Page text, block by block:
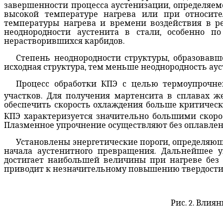
завершенности процесса аустенизации,
высокой температуре нагрева или при
температуры нагрева и времени воздействия в
неоднородности аустенита в стали, особенно
нерастворившихся карбидов.
Степень неоднородности структуры,
исходная структура, тем меньше неоднородность
Процесс обработки КПЭ с целью
участков. Для получения мартенсита в сплавах
обеспечить скорость охлаждения больше
КПЭ характеризуется значительно большими
Плазменное упрочнение осуществляют без
Установлены энергетические пороги,
начала аустенитного превращения. Дальнейшее
достигает наибольшей величины при нагреве
приводит к незначительному повышению
Рис. 2.